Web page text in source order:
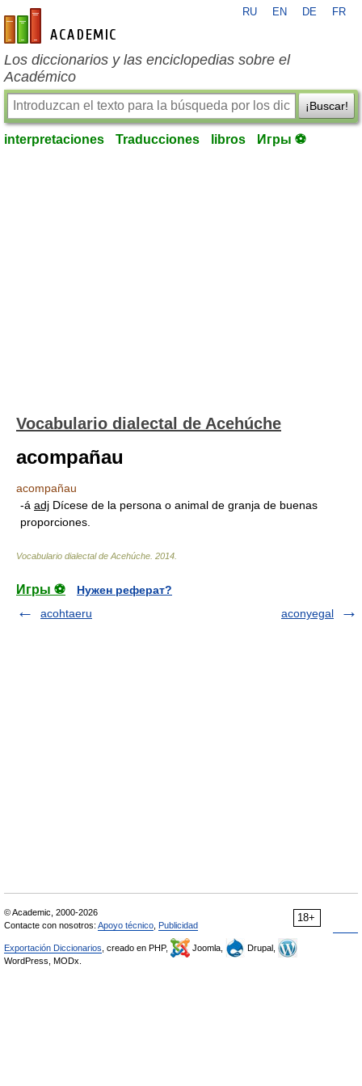
es-academic.com
RU EN DE FR
Los diccionarios y las enciclopedias sobre el
Académico
¡Buscar!
interpretaciones Traducciones libros Игры ⚽
Vocabulario dialectal de Acehúche
acompañau
acompañau
-á adj Dícese de la persona o animal de granja de buenas
proporciones.
Vocabulario dialectal de Acehúche 2014
Игры ⚽
Нужен реферат?
acohtaeru
aconyegal
18+
© Academic, 2000-2026
Contacte con nosotros: Apoyo técnico Publicidad
Exportación Diccionarios , creado en PHP, Joomla,
Drupal,
WordPress, MODx.